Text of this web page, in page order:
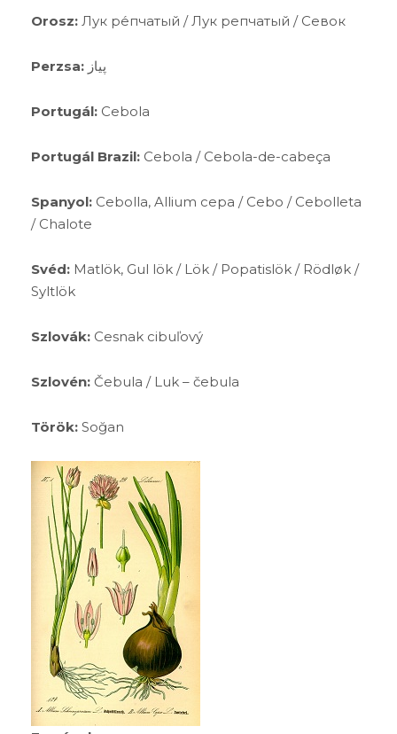
Orosz: Лук ре́пчатый / Лук репчатый / Севок
Perzsa: پیاز
Portugál: Cebola
Portugál Brazil: Cebola / Cebola-de-cabeça
Spanyol: Cebolla, Allium cepa / Cebo / Cebolleta
/ Chalote
Svéd: Matlök, Gul lök / Lök / Popatislök / Rödløk /
Syltlök
Szlovák: Cesnak cibuľový
Szlovén: Čebula / Luk – čebula
Török: Soğan